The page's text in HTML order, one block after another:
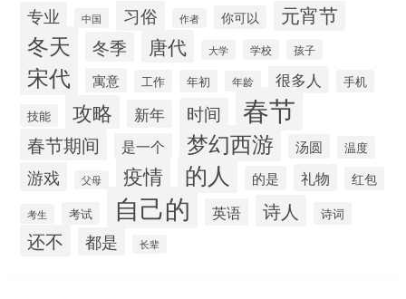
专业 中国 习俗 作者 你可以 元宵节
冬天 冬季 唐代 大学 学校 孩子
宋代 寓意 工作 年初 年龄 很多人
手机
技能
攻略 新年 时间 春节
春节期间 是一个 梦幻西游 汤圆 温度
游戏 父母 疫情 的人 的是 礼物 红包
考生 考试 自己的 英语 诗人 诗词
还不 都是 长辈